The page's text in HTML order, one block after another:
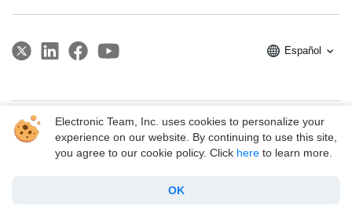
Electronic Team, Inc. uses cookies to personalize your
experience on our website. By continuing to use this site,
you agree to our cookie policy. Click here to learn more.
OK
Español
Copyright © 2026 Electronic Team, Inc., its affiliates and licensors.
Legal Information.
11890 Sunrise Valley Dr, Ste 111, Reston, VA 20191, USA • +1 202 335 8465